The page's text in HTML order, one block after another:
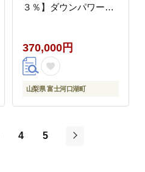
３％】ダウンパワー４
羽毛掛けふとん 本掛け
羽毛布団 羽毛掛け布団
FAG150
370,000円
山梨県 富士河口湖町
4
5